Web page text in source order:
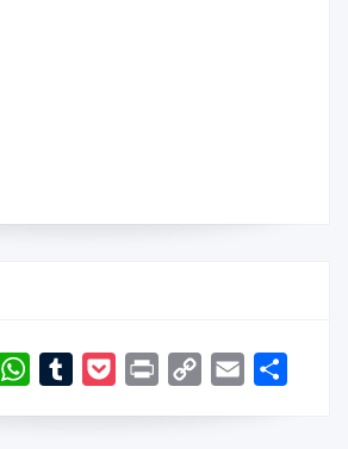
WhatsAppTumblrPocketPrint
Copy
Email